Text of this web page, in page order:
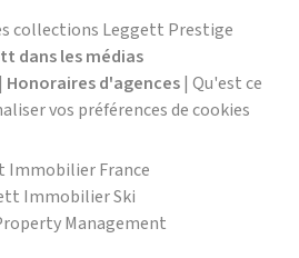
collections Leggett Prestige
dans les médias
| Honoraires d'agences| Qu'est ce
vos préférences de cookies
Immobilier France
Immobilier Ski
Management